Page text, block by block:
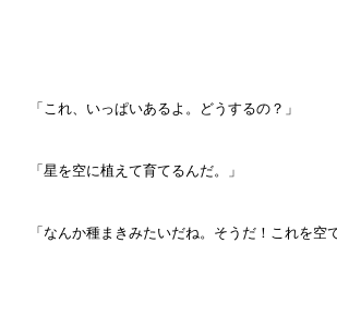
「これ、いっぱいあるよ。どうするの？」
「星を空に植えて育てるんだ。」
「なんか種まきみたいだね。そうだ！これを